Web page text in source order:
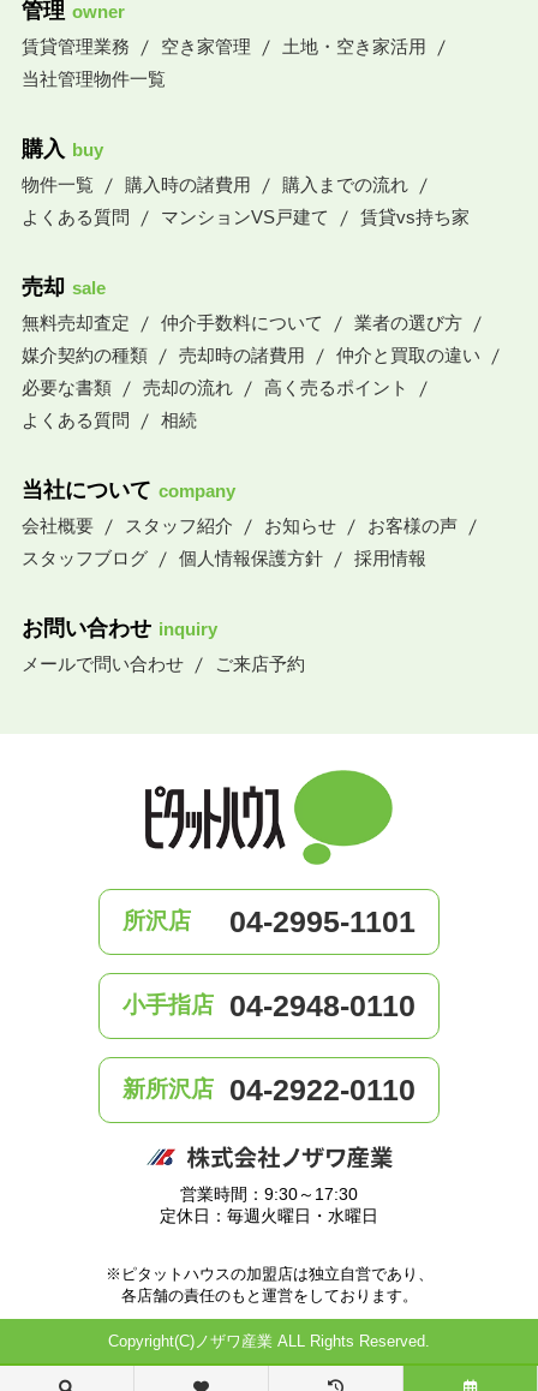
管理 owner
賃貸管理業務
空き家管理
土地・空き家活用
当社管理物件一覧
購入 buy
物件一覧
購入時の諸費用
購入までの流れ
よくある質問
マンションVS戸建て 賃貸vs持ち家
売却 sale
無料売却査定
仲介手数料について
業者の選び方
媒介契約の種類
売却時の諸費用
仲介と買取の違い
必要な書類
売却の流れ
高く売るポイント
よくある質問
相続
当社について company
会社概要
スタッフ紹介 お知らせ
お客様の声
スタッフブログ
個人情報保護方針 採用情報
お問い合わせ inquiry
メールで問い合わせ
ご来店予約
所沢店 04-2995-1101
小手指店 04-2948-0110
新所沢店 04-2922-0110
営業時間：9:30～17:30
定休日：毎週火曜日・水曜日
※ピタットハウスの加盟店は独立自営であり、
各店舗の責任のもと運営をしております。
Copyright(C)ノザワ産業 ALL Rights Reserved.